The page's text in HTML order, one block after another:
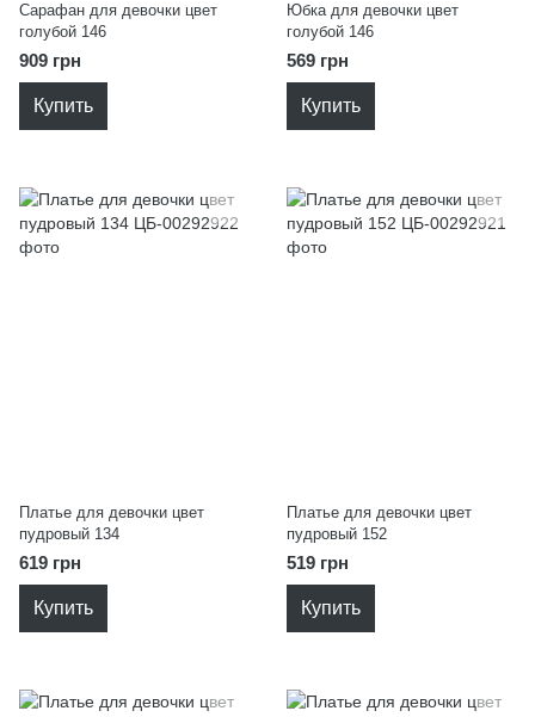
Сарафан для девочки цвет
голубой 146
909 грн
Купить
Юбка для девочки цвет
голубой 146
569 грн
Купить
Платье для девочки цвет
пудровый 134
619 грн
Купить
Платье для девочки цвет
пудровый 152
519 грн
Купить